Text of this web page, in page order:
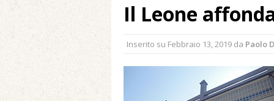
Agosto 4, 2026 in
Agosto 3, 2026 in
Agosto 1, 2026 in
Cagliari»
Il Leone
Inserito su Febbraio 13, 2019 da Paolo